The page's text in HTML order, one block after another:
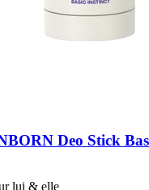
Deo Stick
lui & elle